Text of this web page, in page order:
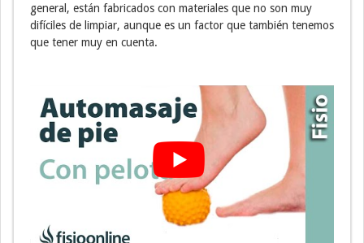
general, están fabricados con materiales que no son muy
difíciles de limpiar, aunque es un factor que también tenemos
que tener muy en cuenta.